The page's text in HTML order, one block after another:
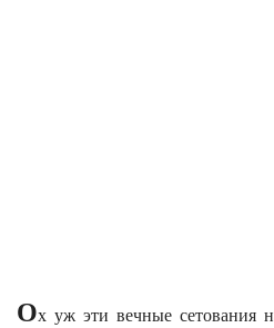
Ох уж эти вечные сетования